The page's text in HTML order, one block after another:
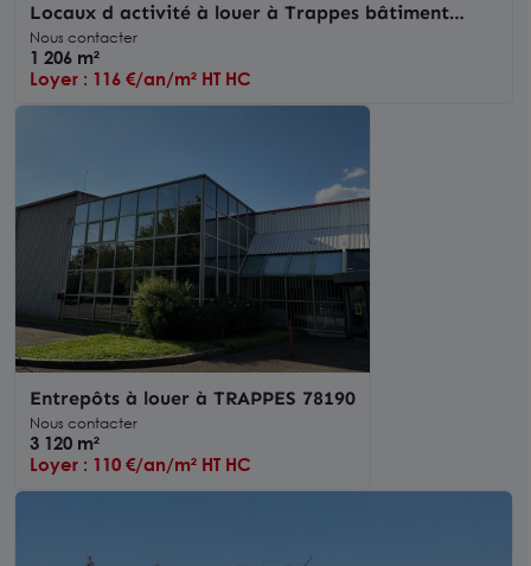
Locaux d activité à louer à Trappes bâtiment
indépendant climatisé
Nous contacter
1 206 m²
Loyer : 116 €/an/m² HT HC
Entrepôts à louer à TRAPPES 78190
Nous contacter
3 120 m²
Loyer : 110 €/an/m² HT HC